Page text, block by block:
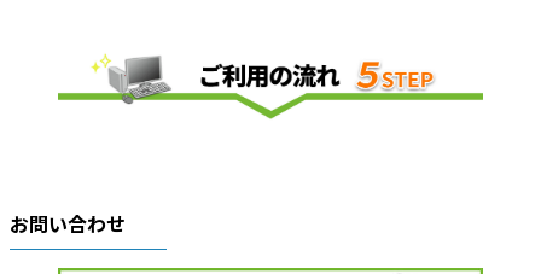
お問い合わせ